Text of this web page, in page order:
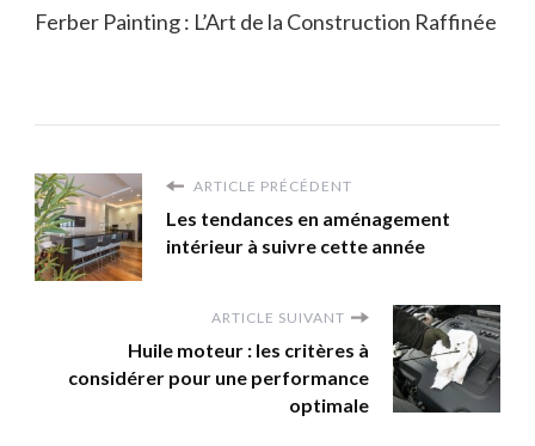
Ferber Painting : L’Art de la Construction Raffinée
ARTICLE PRÉCÉDENT
Les tendances en aménagement
intérieur à suivre cette année
ARTICLE SUIVANT
Huile moteur : les critères à
considérer pour une performance
optimale